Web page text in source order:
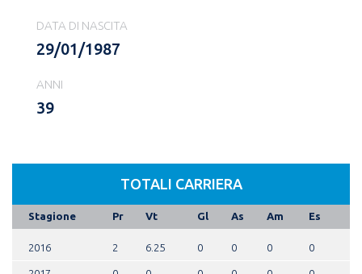
DATA DI NASCITA
29/01/1987
ANNI
39
TOTALI CARRIERA
Stagione Pr Vt Gl As Am Es
2016 2 6.25 0 0 0 0